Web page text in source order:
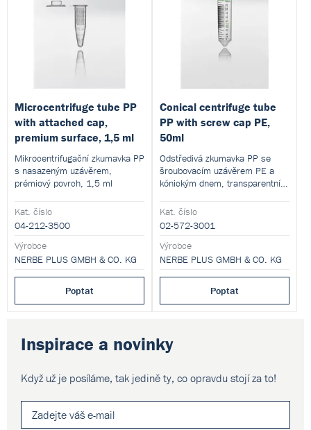
Inspirace a novinky
Když už je posíláme, tak jedině ty, co opravdu stojí za to!
Microcentrifuge tube PP
with attached cap,
premium surface, 1,5 ml
Mikrocentrifugační zkumavka PP
s nasazeným uzávěrem,
prémiový povrch, 1,5 ml
Kat. číslo
04-212-3500
Výrobce
NERBE PLUS GMBH & CO. KG
Poptat
Conical centrifuge tube
PP with screw cap PE,
50ml
Odstředivá zkumavka PP se
šroubovacím uzávěrem PE a
kónickým dnem, transparentní,
Kat. číslo
02-572-3001
Výrobce
NERBE PLUS GMBH & CO. KG
Poptat